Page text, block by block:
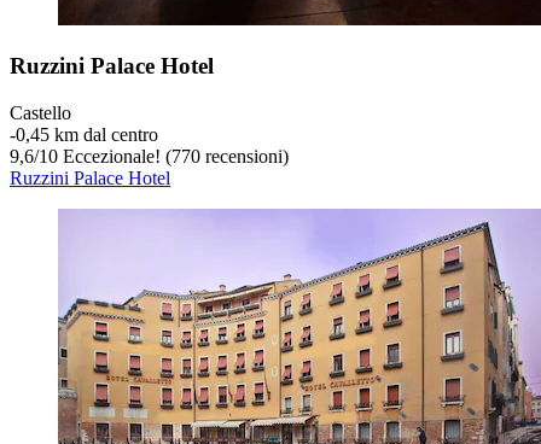
Ruzzini Palace Hotel
Castello
‐0,45 km dal centro
9,6/10 Eccezionale! (770 recensioni)
Ruzzini Palace Hotel